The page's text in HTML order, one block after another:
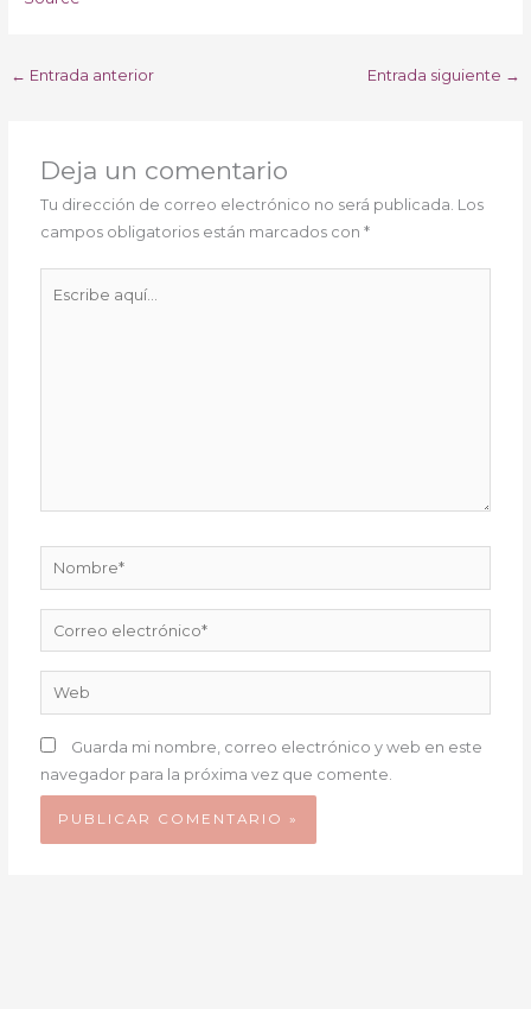
← Entrada anterior Entrada siguiente →
Deja un comentario
Tu dirección de correo electrónico no será publicada. Los
campos obligatorios están marcados con*
Nombre*
electrónico*
Web
Guarda mi nombre, correo electrónico y web en este
navegador para la próxima vez que comente.